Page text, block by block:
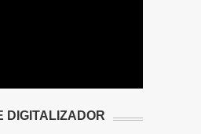
DIGITALIZADOR